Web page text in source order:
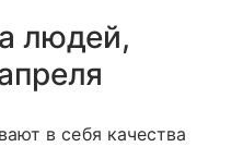
людей,
в себя качества